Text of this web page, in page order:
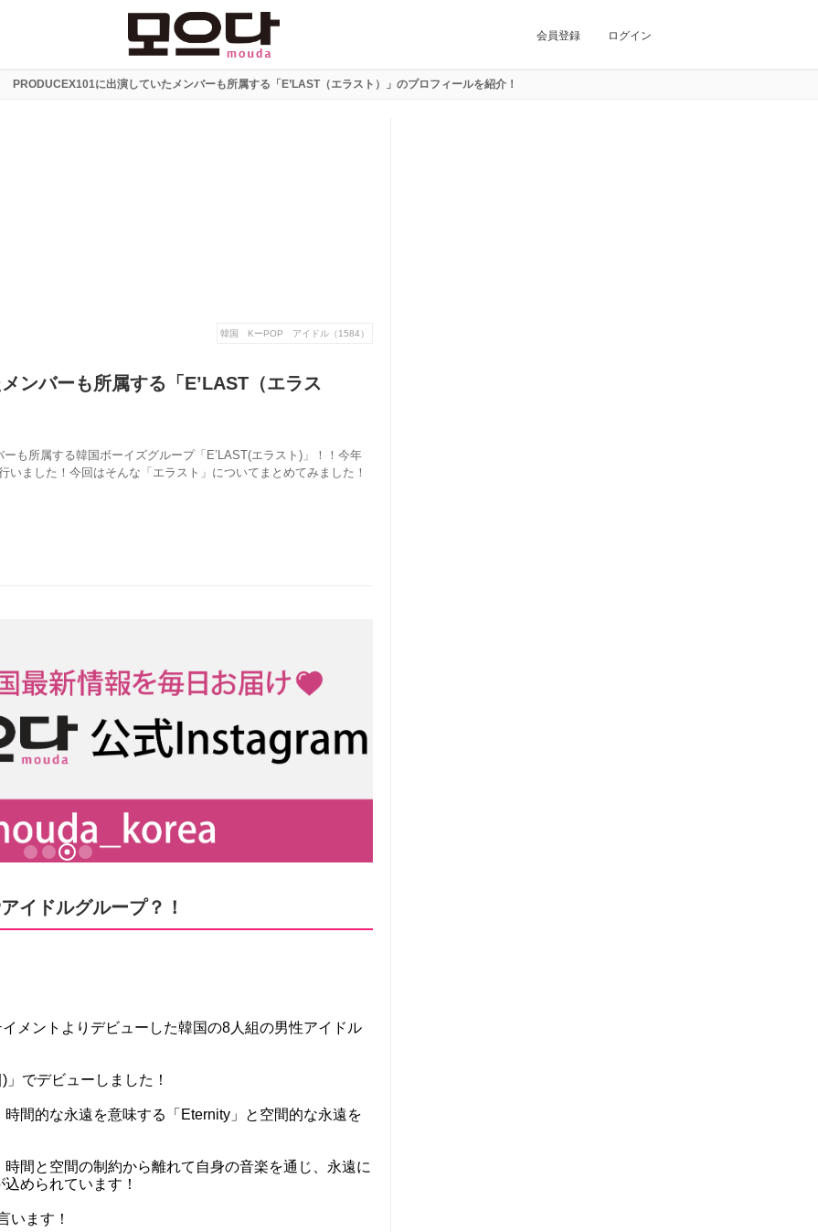
会員登録 ログイン
PRODUCEX101に出演していたメンバーも所属する「E’LAST（エラスト）」のプロフィールを紹介！
韓国 KーPOP アイドル（1584）
ンバーも所属する「E’LAST（エラス
も所属する韓国ボーイズグループ「E’LAST(エラスト)」！！今年
ました！今回はそんな「エラスト」についてまとめてみました！
イドルグループ？！
メントよりデビューした韓国の8人組の男性アイドル
でデビューしました！
間的な永遠を意味する「Eternity」と空間的な永遠を
間と空間の制約から離れて自身の音楽を通じ、永遠に
められています！
います！